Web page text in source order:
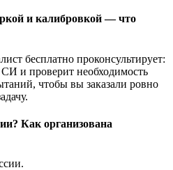
и калибровкой — что
бесплатно проконсультирует:
и проверит необходимость
чтобы вы заказали ровно
Как организована